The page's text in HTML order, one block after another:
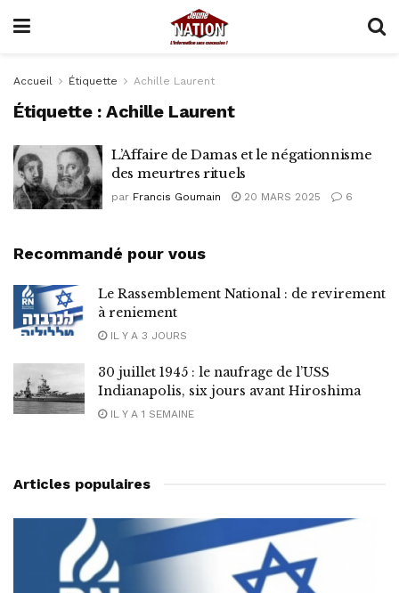
Accueil Étiquette Achille Laurent
Étiquette :Achille Laurent
L’Affaire de Damas et le négationnisme
des meurtres rituels
par Francis Goumain 20 MARS 2025 6
Recommandé pour vous
Le Rassemblement National : de revirement
à reniement
IL Y A 3 JOURS
30 juillet 1945 : le naufrage de l’USS
Indianapolis, six jours avant Hiroshima
IL Y A 1 SEMAINE
Articles populaires